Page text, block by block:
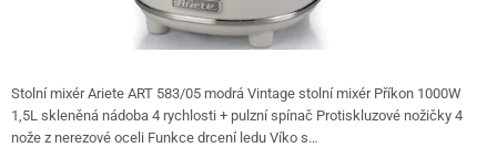
Stolní mixér Ariete ART 583/05 modrá Vintage stolní mixér Příkon 1000W
1,5L skleněná nádoba 4 rychlosti + pulzní spínač Protiskluzové nožičky 4
nože z nerezové oceli Funkce drcení ledu Víko s…